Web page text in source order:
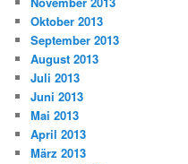
Oktober 2013
September 2013
August 2013
Juli 2013
Juni 2013
Mai 2013
April 2013
März 2013